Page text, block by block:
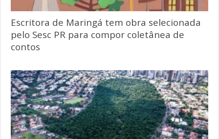
Escritora de Maringá tem obra selecionada
pelo Sesc PR para compor coletânea de
contos